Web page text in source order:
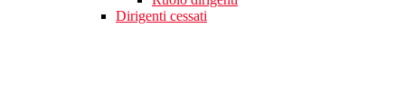
Dirigenti cessati